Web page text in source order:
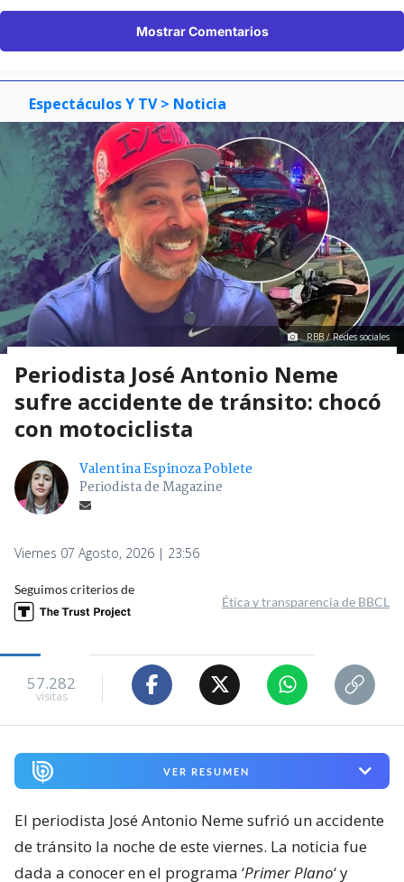
Mostrar Comentarios
Espectáculos Y TV > Noticia
RBB / Redes sociales
Periodista José Antonio Neme
sufre accidente de tránsito: chocó
con motociclista
Valentina Espinoza Poblete
Periodista de Magazine
Viernes 07 Agosto, 2026 | 23:56
Seguimos criterios de
Ética y transparencia de BBCL
57.282
visitas
VER RESUMEN
El periodista José Antonio Neme sufrió un accidente
de tránsito la noche de este viernes. La noticia fue
dada a conocer en el programa ‘Primer Plano‘ y